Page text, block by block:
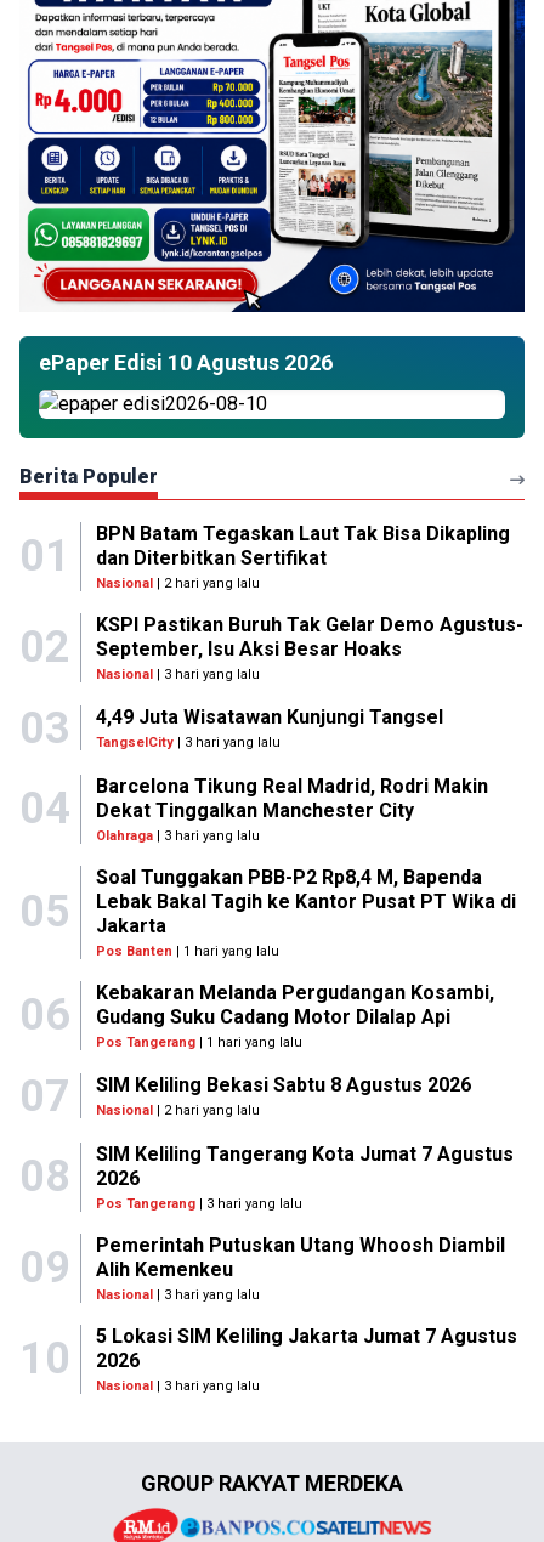
ePaper Edisi 10 Agustus 2026
Berita Populer
01
BPN Batam Tegaskan Laut Tak Bisa Dikapling
dan Diterbitkan Sertifikat
Nasional| 2 hari yang lalu
02
KSPI Pastikan Buruh Tak Gelar Demo Agustus-
September, Isu Aksi Besar Hoaks
Nasional| 3 hari yang lalu
03 4,49 Juta Wisatawan Kunjungi Tangsel
TangselCity | 3 hari yang lalu
04
Barcelona Tikung Real Madrid, Rodri Makin
Dekat Tinggalkan Manchester City
Olahraga| 3 hari yang lalu
05
Soal Tunggakan PBB-P2 Rp8,4 M, Bapenda
Lebak Bakal Tagih ke Kantor Pusat PT Wika di
Jakarta
Pos Banten | 1 hari yang lalu
06
Kebakaran Melanda Pergudangan Kosambi,
Gudang Suku Cadang Motor Dilalap Api
Pos Tangerang| 1 hari yang lalu
07 SIM Keliling Bekasi Sabtu 8 Agustus 2026
Nasional | 2 hari yang lalu
08
SIM Keliling Tangerang Kota Jumat 7 Agustus
2026
Pos Tangerang| 3 hari yang lalu
09
Pemerintah Putuskan Utang Whoosh Diambil
Alih Kemenkeu
Nasional| 3 hari yang lalu
10
5 Lokasi SIM Keliling Jakarta Jumat 7 Agustus
2026
Nasional| 3 hari yang lalu
GROUP RAKYAT MERDEKA